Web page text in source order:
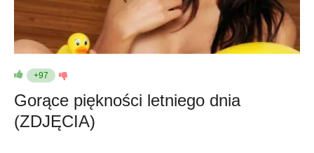
+97
Gorące piękności letniego dnia
(ZDJĘCIA)